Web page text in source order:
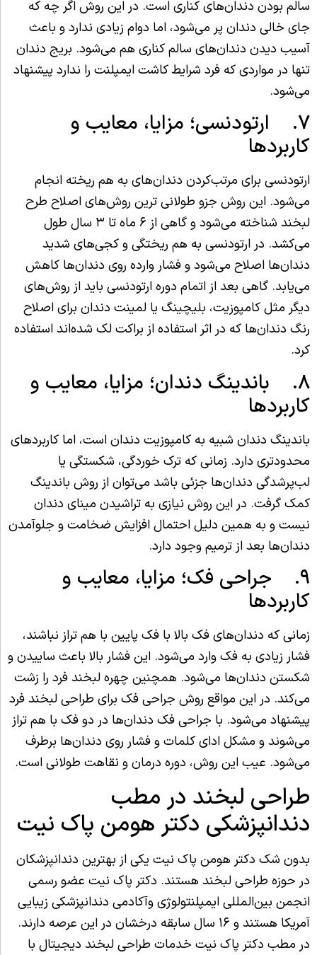
سالم بودن دندان‌های کناری است. در این روش اگر چه که
جای خالی دندان پر می‌شود، اما دوام زیادی ندارد و باعث
آسیب دیدن دندان‌های سالم کناری هم می‌شود. بریج دندان
تنها در مواردی که فرد شرایط کاشت ایمپلنت را ندارد پیشنهاد
می‌شود.
۷. ارتودنسی؛ مزایا، معایب و
کاربردها
ارتودنسی برای مرتب‌کردن دندان‌های به هم ریخته انجام
می‌شود. این روش جزو طولانی ترین روش‌های اصلاح طرح
لبخند شناخته می‌شود و گاهی از ۶ ماه تا ۳ سال طول
می‌کشد. در ارتودنسی به هم ریختگی و کجی‌های شدید
دندان‌ها اصلاح می‌شود و فشار وارده روی دندان‌ها کاهش
می‌یابد. گاهی بعد از اتمام دوره ارتودنسی باید از روش‌های
دیگر مثل کامپوزیت،‌ بلیچینگ یا لمینت دندان برای اصلاح
رنگ دندان‌ها که در اثر استفاده از براکت لک شده‌اند استفاده
کرد.
۸. باندینگ دندان؛‌ مزایا، معایب و
کاربردها
باندینگ دندان شبیه به کامپوزیت دندان است، اما کاربردهای
محدودتری دارد. زمانی که ترک خوردگی، شکستگی یا
لب‌پرشدگی دندان‌ها جزئی‌ باشد می‌توان از روش باندینگ
کمک گرفت. در این روش نیازی به تراشیدن مینای دندان
نیست و به همین دلیل احتمال افزایش ضخامت و جلوآمدن
دندان‌ها بعد از ترمیم وجود دارد.
۹. جراحی فک؛‌ مزایا، معایب و
کاربردها
زمانی که دندان‌های فک بالا با فک پایین با هم تراز نباشند،
فشار زیادی به فک وارد می‌شود. این فشار بالا باعث ساییدن و
شکستن دندان‌ها می‌شود. همچنین چهره لبخند فرد را زشت
می‌کند. در این مواقع روش جراحی فک برای طراحی لبخند فرد
پیشنهاد می‌شود. با جراحی فک دندان‌ها در دو فک با هم تراز
می‌شوند و مشکل ادای کلمات و فشار روی دندان‌ها برطرف
می‌شود. عیب این روش،‌ دوره درمان و نقاهت طولانی است.
طراحی لبخند در مطب
دندانپزشکی دکتر هومن پاک نیت
بدون شک دکتر هومن پاک نیت یکی از بهترین دندانپزشکان
در حوزه طراحی لبخند هستند. دکتر پاک نیت عضو رسمی
انجمن‌ بین‌المللی ایمپلنتولوژی وآکادمی دندانپزشکی زیبایی
آمریکا هستند و ۱۶ سال سابقه درخشان در این عرصه دارند.
در مطب دکتر پاک نیت خدمات طراحی لبخند دیجیتال با